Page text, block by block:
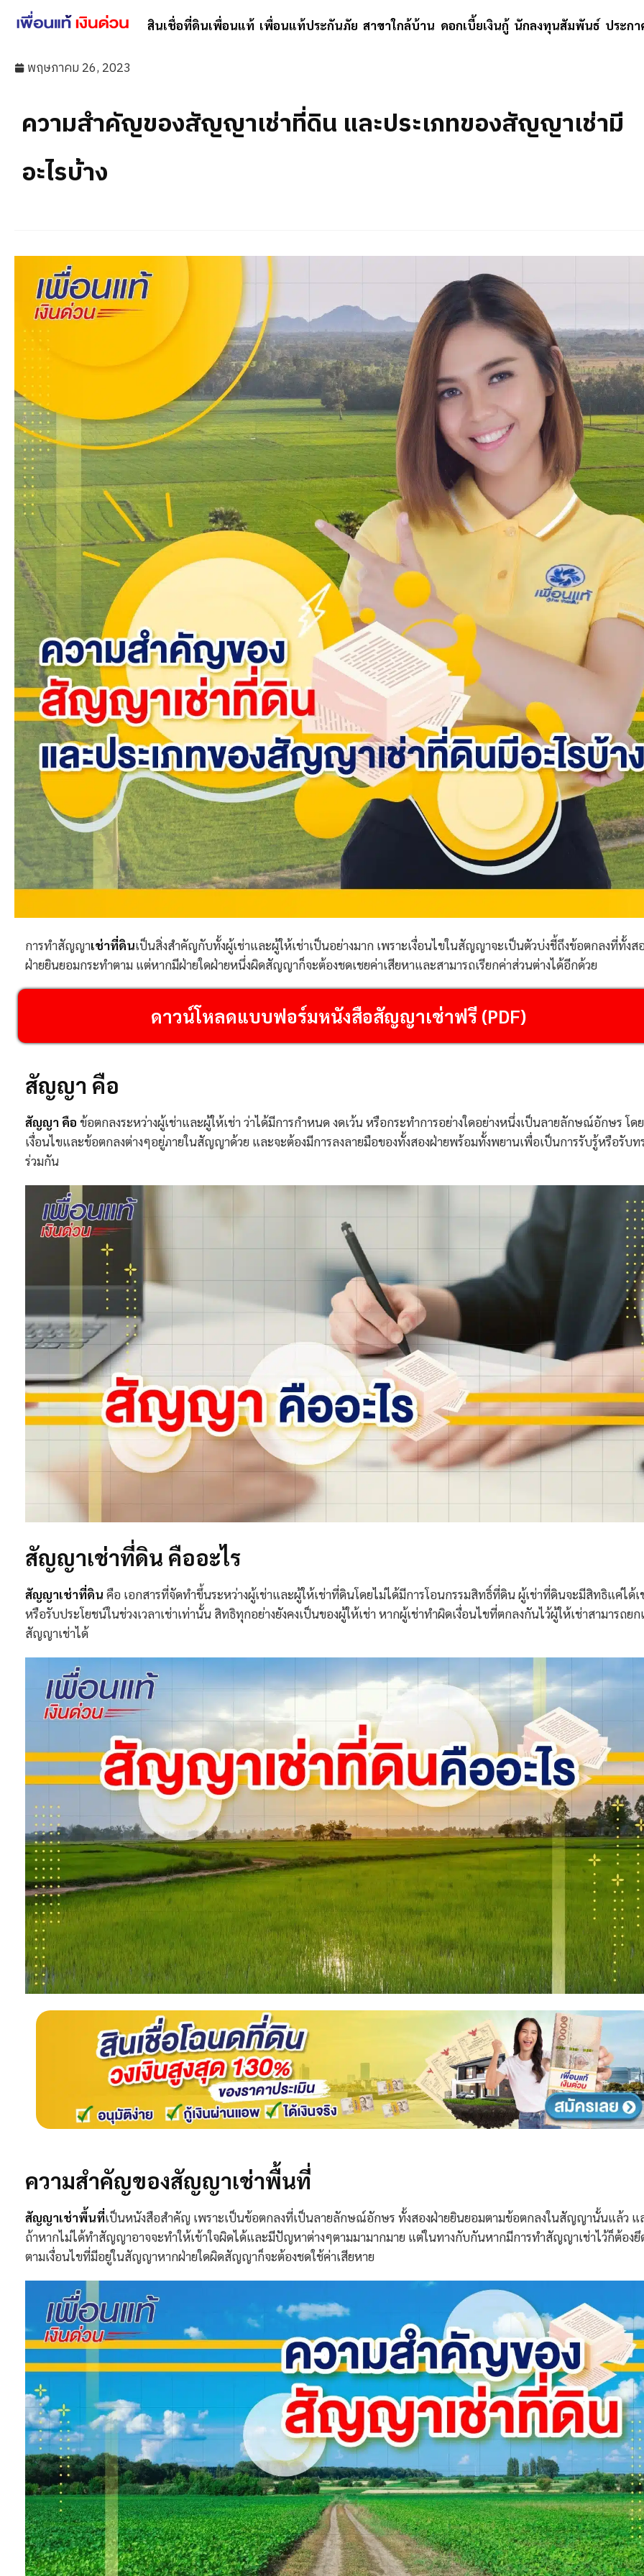
สินเชื่อที่ดินเพื่อนแท้ เพื่อนแท้ประกันภัย สาขาใกล้บ้าน ดอกเบี้ยเงินกู้ นักลงทุนสัมพันธ์ ประก
พฤษภาคม 26, 2023
ความสำคัญของสัญญาเช่าที่ดิน และประเภทของสัญญาเช่ามี
อะไรบ้าง
การทำสัญญาเช่าที่ดินเป็นสิ่งสำคัญกับทั้งผู้เช่าและผู้ให้เช่าเป็นอย่างมาก เพราะเงื่อนไขในสัญญาจะเป็นตัวบ่งชี้ถึงข้อตกลงที่ทั้งส
ฝ่ายยินยอมกระทำตาม แต่หากมีฝ่ายใดฝ่ายหนึ่งผิดสัญญาก็จะต้องชดเชยค่าเสียหาและสามารถเรียกค่าส่วนต่างได้อีกด้วย
ดาวน์โหลดแบบฟอร์มหนังสือสัญญาเช่าฟรี (PDF)
สัญญา คือ
สัญญา คือ ข้อตกลงระหว่างผู้เช่าและผู้ให้เช่า ว่าได้มีการกำหนด งดเว้น หรือกระทำการอย่างใดอย่างหนึ่งเป็นลายลักษณ์อักษร โด
เงื่อนไขและข้อตกลงต่างๆอยู่ภายในสัญญาด้วย และจะต้องมีการลงลายมือของทั้งสองฝ่ายพร้อมทั้งพยานเพื่อเป็นการรับรู้หรือรับท
ร่วมกัน
สัญญาเช่าที่ดิน คืออะไร
สัญญาเช่าที่ดิน คือ เอกสารที่จัดทำขึ้นระหว่างผู้เช่าและผู้ให้เช่าที่ดินโดยไม่ได้มีการโอนกรรมสิทธิ์ที่ดิน ผู้เช่าที่ดินจะมีสิทธิแค่ได้เ
หรือรับประโยชน์ในช่วงเวลาเช่าเท่านั้น สิทธิทุกอย่างยังคงเป็นของผู้ให้เช่า หากผู้เช่าทำผิดเงื่อนไขที่ตกลงกันไว้ผู้ให้เช่าสามารถยก
สัญญาเช่าได้
ความสำคัญของสัญญาเช่าพื้นที่
สัญญาเช่าพื้นที่เป็นหนังสือสำคัญ เพราะเป็นข้อตกลงที่เป็นลายลักษณ์อักษร ทั้งสองฝ่ายยินยอมตามข้อตกลงในสัญญานั้นแล้ว แ
ถ้าหากไม่ได้ทำสัญญาอาจจะทำให้เข้าใจผิดได้และมีปัญหาต่างๆตามมามากมาย แต่ในทางกับกันหากมีการทำสัญญาเช่าไว้ก็ต้องยึ
ตามเงื่อนไขที่มีอยู่ในสัญญาหากฝ่ายใดผิดสัญญาก็จะต้องชดใช้ค่าเสียหาย